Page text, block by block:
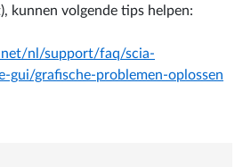
kunnen volgende tips helpen:
nl/support/faq/scia-
gui/grafische-problemen-oplossen